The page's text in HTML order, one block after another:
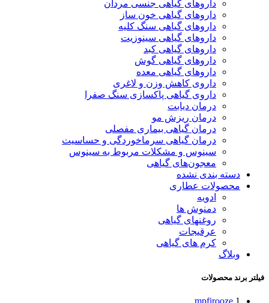
داروهای گیاهی جنسی مردان
داروهای گیاهی خون ساز
داروهای گیاهی سنگ کلیه
داروهای گیاهی سینوزیت
داروهای گیاهی کبد
داروهای گیاهی گوش
داروهای گیاهی معده
داروی کاهش وزن و لاغری
داروی گیاهی پاکسازی سنگ صفرا
درمان دیابت
درمان ریزش مو
درمان گیاهی بیماری مفصلی
درمان گیاهی سرماخوردگی و حساسیت
سینوس و مشکلات مربوط به سینوس
معجون‌های گیاهی
دسته بندی نشده
محصولات عطاری
ادویه
دمنوش ها
روغنهای گیاهی
عرقیجات
کرم های گیاهی
وبلاگ
فیلتر برند محصولات
mpfirooze 1